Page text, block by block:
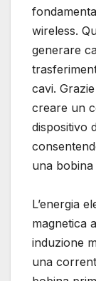
wireless.
generare
cavi.
creare un
dispositivo
una bobina
L’energia
magnetica
induzione
una